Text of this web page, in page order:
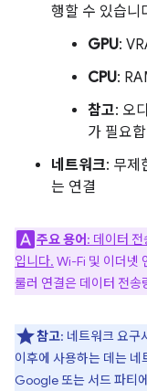
행할 수 있습니
GPU:
CPU:
참고: 오
가 필요
네트워크: 무제
는 연결
주요 용어: 데이터
입니다. Wi-Fi 및 이더넷
룰러 연결은 데이터 전송
참고: 네트워크 요구
이후에 사용하는 데는
Google 또는 서드 파티